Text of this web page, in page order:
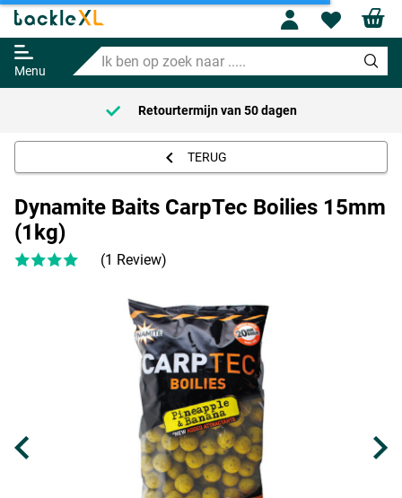
Menu
Ik
ben
op
zoek
naar
Profile
Dynamite Baits CarpTec Boilies
15mm (1kg)
Adviesprijs
11.95
9.49
Retourtermijn van 50 dagen
TERUG
Dynamite Baits CarpTec Boilies 15mm
(1kg)
(1 Review)